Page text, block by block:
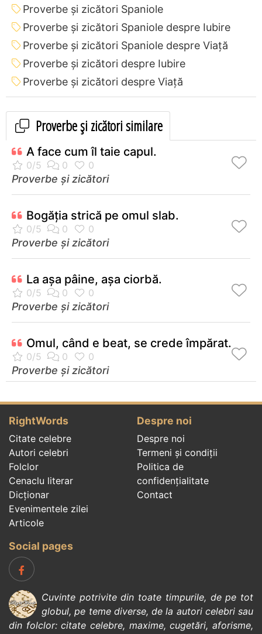
Proverbe și zicători Spaniole
Proverbe și zicători Spaniole despre Iubire
Proverbe și zicători Spaniole despre Viață
Proverbe și zicători despre Iubire
Proverbe și zicători despre Viață
Proverbe și zicători similare
A face cum îl taie capul.
Proverbe și zicători
Bogăţia strică pe omul slab.
Proverbe și zicători
La aşa pâine, aşa ciorbă.
Proverbe și zicători
Omul, când e beat, se crede împărat.
Proverbe și zicători
RightWords
Citate celebre
Autori celebri
Folclor
Cenaclu literar
Dicționar
Evenimentele zilei
Articole
Despre noi
Despre noi
Termeni și condiții
Politica de
confidenţialitate
Contact
Social pages
Cuvinte potrivite din toate timpurile, de pe tot
globul, pe teme diverse, de la autori celebrisau
din folclor:citate celebre, maxime,cugetări,aforisme,